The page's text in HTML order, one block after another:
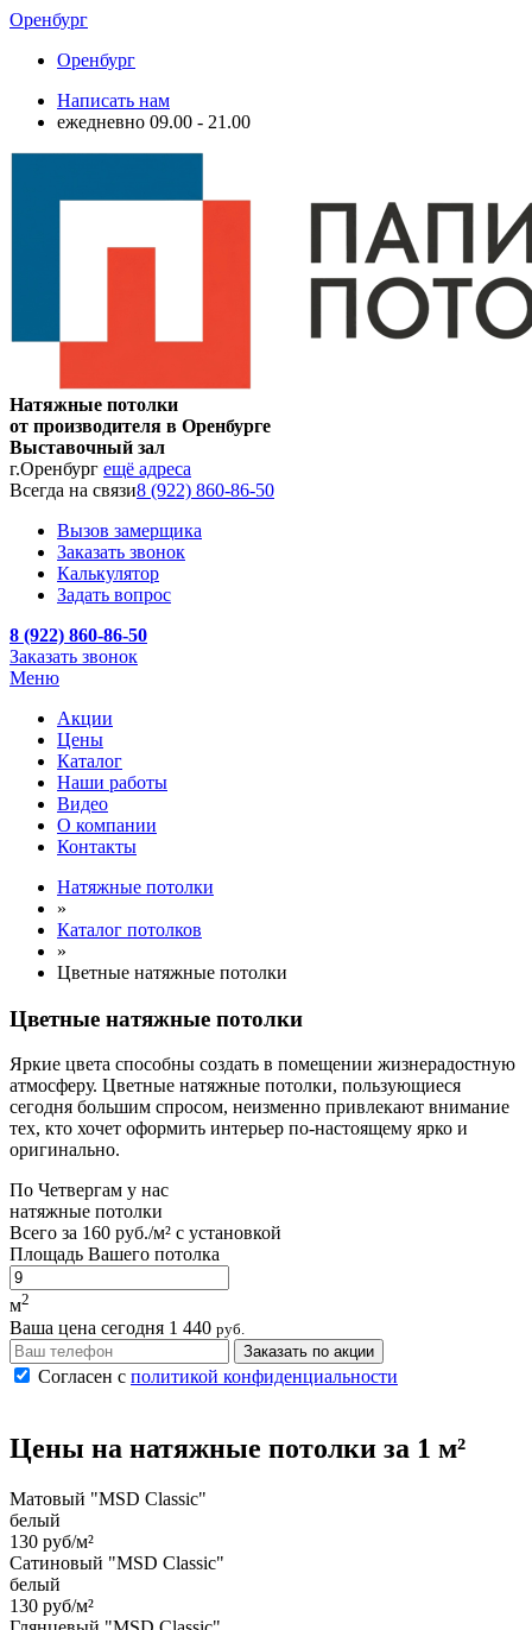
Оренбург
Оренбург
Написать нам
ежедневно 09.00 - 21.00
Натяжные потолки
от производителя в Оренбурге
Выставочный зал
г.Оренбург ещё адреса
Всегда на связи8 (922) 860-86-50
Вызов замерщика
Заказать звонок
Калькулятор
Задать вопрос
8 (922) 860-86-50
Заказать звонок
Меню
Акции
Цены
Каталог
Наши работы
Видео
О компании
Контакты
Натяжные потолки
»
Каталог потолков
»
Цветные натяжные потолки
Цветные натяжные потолки
Яркие цвета способны создать в помещении жизнерадостную
атмосферу. Цветные натяжные потолки, пользующиеся
сегодня большим спросом, неизменно привлекают внимание
тех, кто хочет оформить интерьер по-настоящему ярко и
оригинально.
По Четвергам у нас
натяжные потолки
Всего за 160 руб./м² с установкой
Площадь Вашего потолка
м2
Ваша цена сегодня 1 440 руб.
Заказать по акции
Согласен с политикой конфиденциальности
Цены на натяжные потолки за 1 м²
Матовый "MSD Classic"
белый
130 руб/м²
Сатиновый "MSD Classic"
белый
130 руб/м²